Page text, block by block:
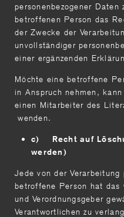
personenbezogener
betroffenen Person das
der Zwecke der
unvollständiger
einer ergänzenden
Möchte eine betroffene
in Anspruch nehmen,
einen Mitarbeiter des
wenden.
c) Recht auf
werden)
Jede von der Verarbeitung
betroffene Person hat das
und Verordnungsgeber
Verantwortlichen zu